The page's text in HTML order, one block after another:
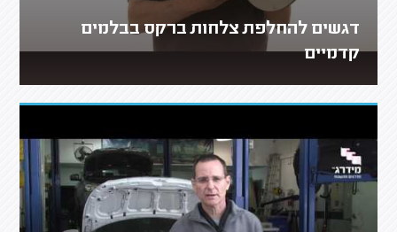
דגשים להחלפת צלחות ברקס בבלמים
קדמיים